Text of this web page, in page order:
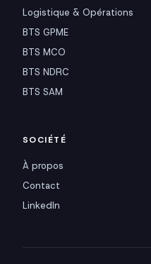
Logistique & Opérations
BTS GPME
BTS MCO
BTS NDRC
BTS SAM
SOCIÉTÉ
À propos
Contact
LinkedIn